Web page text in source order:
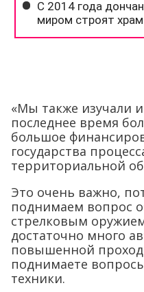
«Мы также изучали
последнее время
большое
государства
территориальной
Это очень важно,
поднимаем вопрос
стрелковым
достаточно много
повышенной
поднимаете
техники.